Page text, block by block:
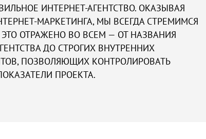
ИНТЕРНЕТ-АГЕНТСТВО. ОКАЗЫВАЯ
МАРКЕТИНГА, МЫ ВСЕГДА СТРЕМИМСЯ
ЭТО ОТРАЖЕНО ВО ВСЕМ — ОТ НАЗВАНИЯ
ДО СТРОГИХ ВНУТРЕННИХ
ПОЗВОЛЯЮЩИХ КОНТРОЛИРОВАТЬ
ПРОЕКТА.